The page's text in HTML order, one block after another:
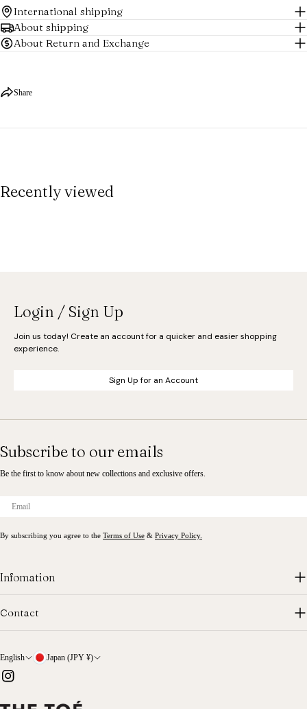
International shipping
About shipping
About Return and Exchange
Share
Recently viewed
Login / Sign Up
Join us today! Create an account for a quicker and easier shopping
experience.
Sign Up for an Account
Subscribe to our emails
Be the first to know about new collections and exclusive offers.
Email
By subscribing you agree to the Terms of Use & Privacy Policy.
Infomation
Contact
L
a
English
C
Japan (JPY ¥)
Instagram